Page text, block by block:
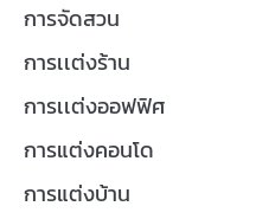
การจัดสวน
การเเต่งร้าน
การเเต่งออฟฟิศ
การแต่งคอนโด
การแต่งบ้าน